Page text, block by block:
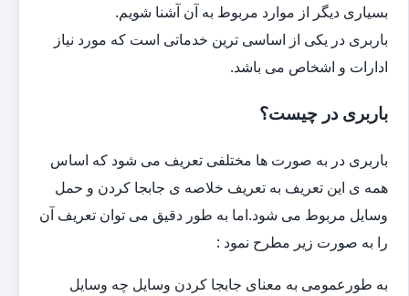
بسیاری دیگر از موارد مربوط به آن آشنا شویم.
باربری در یکی از اساسی ترین خدماتی است که مورد نیاز
ادارات و اشخاص می باشد.
باربری در چیست؟
باربری در به صورت ها مختلفی تعریف می شود که اساس
همه ی این تعریف به تعریف خلاصه ی جابجا کردن و حمل
وسایل مربوط می شود.اما به طور دقیق می توان تعریف آن
را به صورت زیر مطرح نمود :
به طورعمومی به معنای جابجا کردن وسایل چه وسایل